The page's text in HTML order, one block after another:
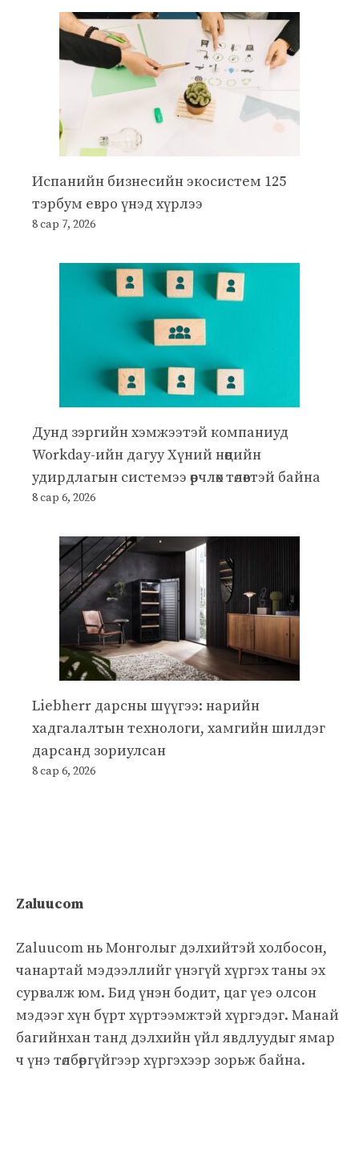
Испанийн бизнесийн экосистем 125
тэрбум евро үнэд хүрлээ
8 сар 7, 2026
Дунд зэргийн хэмжээтэй компаниуд
Workday-ийн дагуу Хүний нөөцийн
удирдлагын системээ өөрчлөх төлөвтэй байна
8 сар 6, 2026
Liebherr дарсны шүүгээ: нарийн
хадгалалтын технологи, хамгийн шилдэг
дарсанд зориулсан
8 сар 6, 2026
Zaluucom
Zaluucom нь Монголыг дэлхийтэй холбосон,
чанартай мэдээллийг үнэгүй хүргэх таны эх
сурвалж юм. Бид үнэн бодит, цаг үеэ олсон
мэдээг хүн бүрт хүртээмжтэй хүргэдэг. Манай
багийнхан танд дэлхийн үйл явдлуудыг ямар
ч үнэ төлбөргүйгээр хүргэхээр зорьж байна.